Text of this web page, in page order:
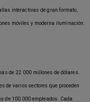
interactivas de gran formato,
móviles y moderna iluminación.
de 22 000 millones de dólares.
de varios sectores que proceden
de 100 000 empleados. Cada